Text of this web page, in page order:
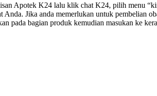
Apotek K24 lalu klik chat K24, pilih menu
Jika anda memerlukan untuk pembelian
pada bagian produk kemudian masukan ke